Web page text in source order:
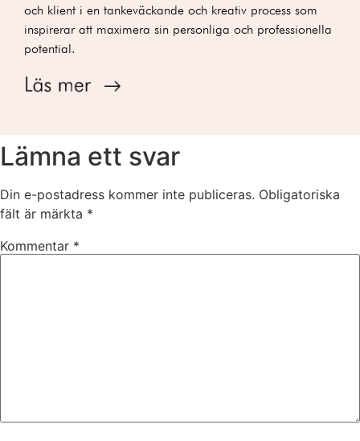
och klient i en tankeväckande och kreativ process som
inspirerar att maximera sin personliga och professionella
potential.
Lämna ett svar
Din e-postadress kommer inte publiceras. Obligatoriska
fält är märkta *
Kommentar *